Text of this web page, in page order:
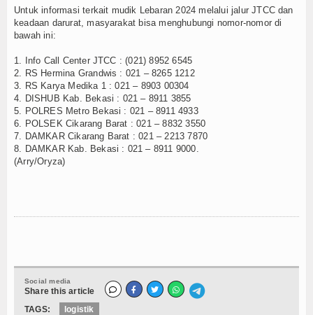
Untuk informasi terkait mudik Lebaran 2024 melalui jalur JTCC dan
keadaan darurat, masyarakat bisa menghubungi nomor-nomor di
bawah ini:
1. Info Call Center JTCC : (021) 8952 6545
2. RS Hermina Grandwis : 021 – 8265 1212
3. RS Karya Medika 1 : 021 – 8903 00304
4. DISHUB Kab. Bekasi : 021 – 8911 3855
5. POLRES Metro Bekasi : 021 – 8911 4933
6. POLSEK Cikarang Barat : 021 – 8832 3550
7. DAMKAR Cikarang Barat : 021 – 2213 7870
8. DAMKAR Kab. Bekasi : 021 – 8911 9000.
(Arry/Oryza)
Social media
Share this article
TAGS:
logistik